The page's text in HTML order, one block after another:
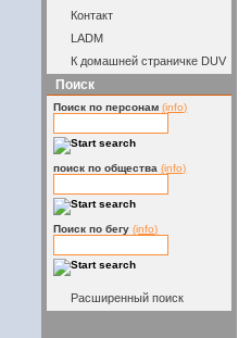
Контакт
LADM
К домашней страничке DUV
Поиск
Поиск по персонам (info)
поиск по общества (info)
Поиск по бегу (info)
Расширенный поиск